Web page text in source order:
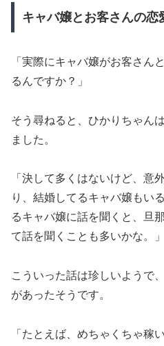
キャバ嬢とお客さんの恋
「実際にキャバ嬢がお客さん
るんですか？」
そう尋ねると、ひかりちゃん
ました。
「決して多くはないけど、意
り、結婚してるキャバ嬢もい
るキャバ嬢に話を聞くと、旦
て話を聞くことも多いかな。」
こういった話は珍しいようで
があったそうです。
「たとえば、めちゃくちゃ稼